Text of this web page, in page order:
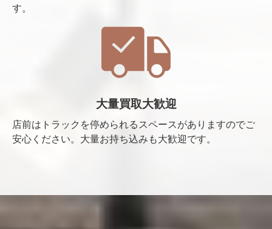
す。
大量買取大歓迎
店前はトラックを停められるスペースがありますのでご
安心ください。大量お持ち込みも大歓迎です。